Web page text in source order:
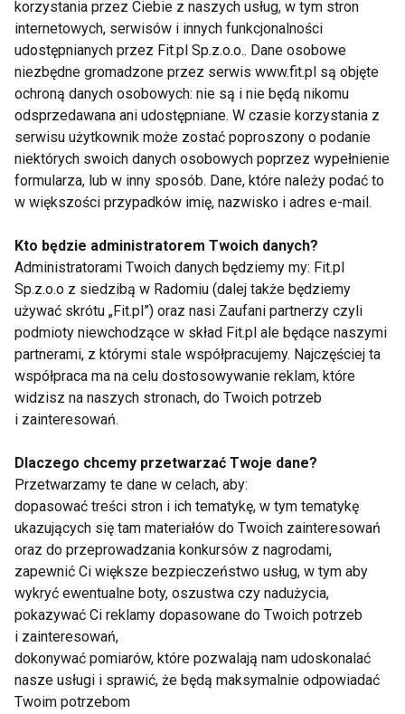
Jest to jedyny cukier prosty występujący w
organizmie w wielkiej ilości. Jest on absolutnie
niezbędnym składnikiem krwi.
Nadmiar glukozy organizm magazynuje w wątrobie
w postaci glikogenu lub zmienia ją na tłuszcze.
Odkładanie się nadmiaru glukozy w wątrobie i w
mięśniach w postaci glikogenu oraz utlenianie
węglowodanów uwarunkowane jest obecnością we
krwi hormonu trzustki- insuliny. Insulina obniża
poziom cukru we krwi. W warunkach prawidłowych
insulina jest uwalniana do krwi po spożyciu
pokarmów węglowodanowych. Natomiast hormon
wzrostowy przysadki, hormon nadnerczy- adrenalina
oraz hormon tarczycy- tyroksyna wywołują
przecukrzenie krwi. Te grupy hormonów
działających przeciwstawnie do insuliny na
wydzielają się do krwi w stosunku ilościowym
zapewniającym równowagę tych przemian.
Zaburzenie tego stosunku na niekorzyść insuliny
wywołuje objawy cukrzycy.
Zamiana glukozy w glikogen odbywa się też w
mięśniach. Glikogen powstaje tu jako materiał
energetyczny zużywany stale przy ich pracy. W
mięśniach- zwłaszcza w warunkach ich
niedotlenienia- zachodzi niecałkowite spalenie
korzystania przez Ciebie z naszych usług, w tym stron
internetowych, serwisów i innych funkcjonalności
udostępnianych przez Fit.pl Sp.z.o.o.. Dane osobowe
niezbędne gromadzone przez serwis www.fit.pl są objęte
ochroną danych osobowych: nie są i nie będą nikomu
odsprzedawana ani udostępniane. W czasie korzystania z
serwisu użytkownik może zostać poproszony o podanie
niektórych swoich danych osobowych poprzez wypełnienie
formularza, lub w inny sposób. Dane, które należy podać to
w większości przypadków imię, nazwisko i adres e-mail.
Kto będzie administratorem Twoich danych?
Administratorami Twoich danych będziemy my: Fit.pl
Sp.z.o.o z siedzibą w Radomiu (dalej także będziemy
używać skrótu „Fit.pl”) oraz nasi Zaufani partnerzy czyli
podmioty niewchodzące w skład Fit.pl ale będące naszymi
partnerami, z którymi stale współpracujemy. Najczęściej ta
współpraca ma na celu dostosowywanie reklam, które
widzisz na naszych stronach, do Twoich potrzeb
i zainteresowań.
Dlaczego chcemy przetwarzać Twoje dane?
Przetwarzamy te dane w celach, aby:
dopasować treści stron i ich tematykę, w tym tematykę
ukazujących się tam materiałów do Twoich zainteresowań
oraz do przeprowadzania konkursów z nagrodami,
zapewnić Ci większe bezpieczeństwo usług, w tym aby
wykryć ewentualne boty, oszustwa czy nadużycia,
pokazywać Ci reklamy dopasowane do Twoich potrzeb
i zainteresowań,
dokonywać pomiarów, które pozwalają nam udoskonalać
nasze usługi i sprawić, że będą maksymalnie odpowiadać
Twoim potrzebom